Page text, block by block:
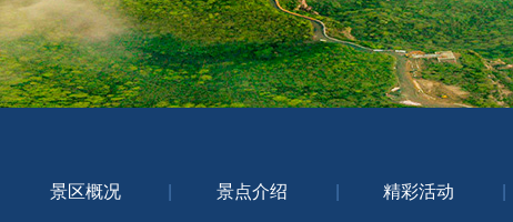
景区概况 景点介绍 精彩活动